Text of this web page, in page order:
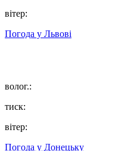
вітер:
Погода у Львові
волог.:
тиск:
вітер:
Погода у Донецьку